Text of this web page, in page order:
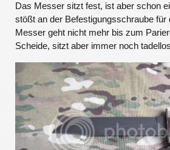
Das Messer sitzt fest, ist aber schon
stößt an der Befestigungsschraube für
Messer geht nicht mehr bis zum
Scheide, sitzt aber immer noch